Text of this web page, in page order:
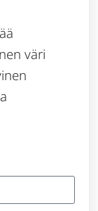
väri